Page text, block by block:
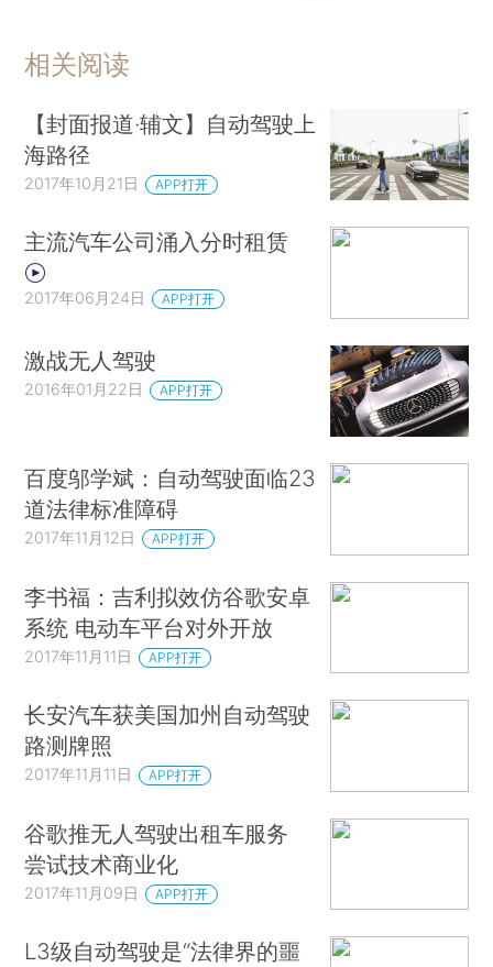
相关阅读
【封面报道·辅文】自动驾驶上
海路径
2017年10月21日 APP打开
主流汽车公司涌入分时租赁
2017年06月24日 APP打开
激战无人驾驶
2016年01月22日 APP打开
百度邬学斌：自动驾驶面临23
道法律标准障碍
2017年11月12日 APP打开
李书福：吉利拟效仿谷歌安卓
系统 电动车平台对外开放
2017年11月11日 APP打开
长安汽车获美国加州自动驾驶
路测牌照
2017年11月11日 APP打开
谷歌推无人驾驶出租车服务
尝试技术商业化
2017年11月09日 APP打开
L3级自动驾驶是“法律界的噩